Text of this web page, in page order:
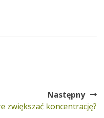
Następny
zwiększać koncentrację?